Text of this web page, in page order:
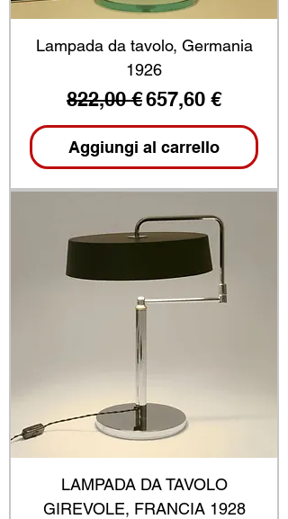
Lampada da tavolo, Germania
1926
Prezzo regolare
822,00 €Prezzo scontato
657,60 €
Aggiungi al carrello
LAMPADA DA TAVOLO
GIREVOLE, FRANCIA 1928